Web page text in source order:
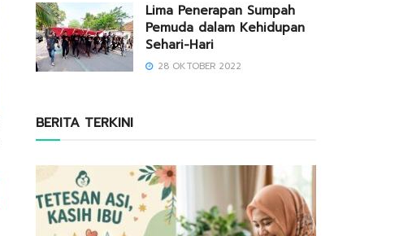
Lima Penerapan Sumpah
Pemuda dalam Kehidupan
Sehari-Hari
28 OKTOBER 2022
BERITA TERKINI